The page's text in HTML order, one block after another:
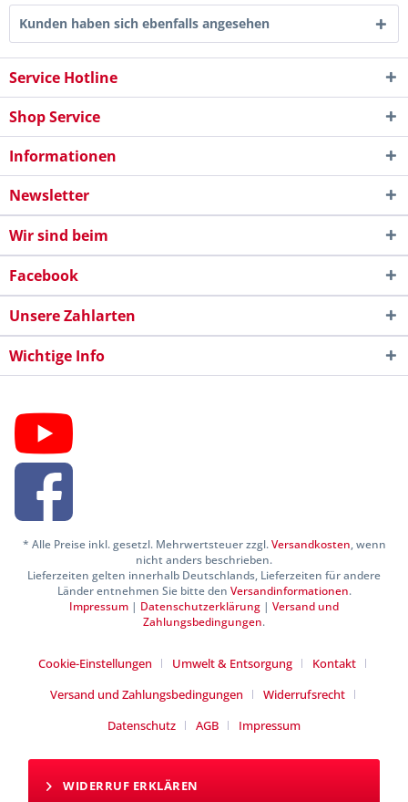
Kunden haben sich ebenfalls angesehen
Service Hotline
Shop Service
Informationen
Newsletter
Wir sind beim
Facebook
Unsere Zahlarten
Wichtige Info
* Alle Preise inkl. gesetzl. Mehrwertsteuer zzgl.Versandkosten, wenn
nicht anders beschrieben.
Lieferzeiten gelten innerhalb Deutschlands, Lieferzeiten für andere
Länder entnehmen Sie bitte den Versandinformationen.
Impressum | Datenschutzerklärung | Versand und
Zahlungsbedingungen.
Cookie-Einstellungen Umwelt & Entsorgung
Kontakt
Versand und Zahlungsbedingungen
Widerrufsrecht
Datenschutz
AGB Impressum
WIDERRUF ERKLÄREN